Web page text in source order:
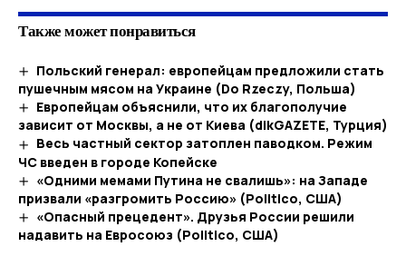
Также может понравиться
Польский генерал: европейцам предложили стать
пушечным мясом на Украине (Do Rzeczy, Польша)
Европейцам объяснили, что их благополучие
зависит от Москвы, а не от Киева (dikGAZETE, Турция)
Весь частный сектор затоплен паводком. Режим
ЧС введен в городе Копейске
«Одними мемами Путина не свалишь»: на Западе
призвали «разгромить Россию» (Politico, США)
«Опасный прецедент». Друзья России решили
надавить на Евросоюз (Politico, США)